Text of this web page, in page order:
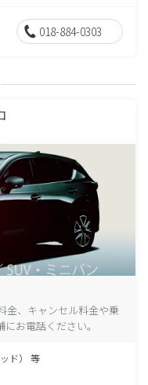
018-884-0303
金、キャンセル料金や乗
お電話ください。
ド） 等